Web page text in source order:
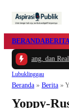
BERANDA
dan Realitas
Lubuklinggau
Beranda » Berita »
Yoppy-